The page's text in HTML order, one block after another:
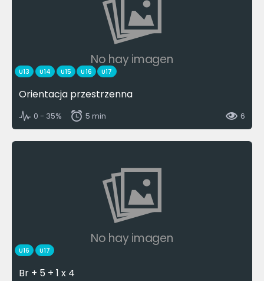
No hay imagen
U13 U14 U15 U16 U17
Orientacja przestrzenna
0 - 35% 5 min 6
No hay imagen
U16 U17
Br + 5 + 1 x 4